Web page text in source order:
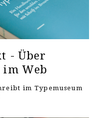
- Über
Web
im Typemuseum